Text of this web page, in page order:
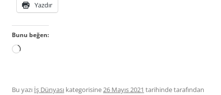
Yazdır
Bunu beğen:
Yükleniyor...
Bu yazı İş Dünyası kategorisine26 Mayıs 2021 tarihindetarafından